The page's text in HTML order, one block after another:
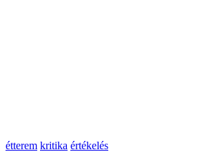
étterem kritika értékelés